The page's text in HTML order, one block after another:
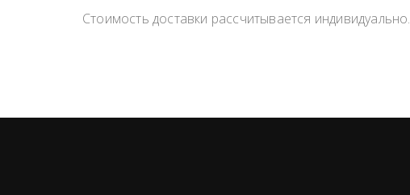
Стоимость доставки рассчитывается индивидуально.